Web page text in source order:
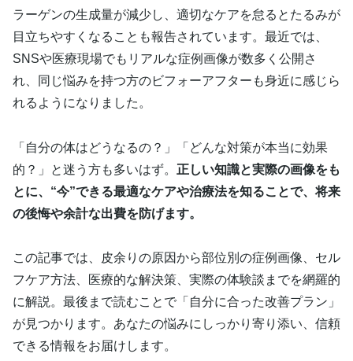
ラーゲンの生成量が減少し、適切なケアを怠るとたるみが
目立ちやすくなることも報告されています。最近では、
SNSや医療現場でもリアルな症例画像が数多く公開さ
れ、同じ悩みを持つ方のビフォーアフターも身近に感じら
れるようになりました。
「自分の体はどうなるの？」「どんな対策が本当に効果
的？」と迷う方も多いはず。 正しい知識と実際の画像をも
とに、“今”できる最適なケアや治療法を知ることで、将来
の後悔や余計な出費を防げます。
この記事では、皮余りの原因から部位別の症例画像、セル
フケア方法、医療的な解決策、実際の体験談までを網羅的
に解説。最後まで読むことで「自分に合った改善プラン」
が見つかります。あなたの悩みにしっかり寄り添い、信頼
できる情報をお届けします。